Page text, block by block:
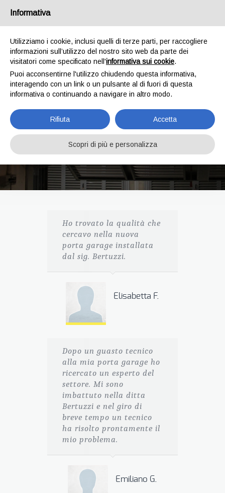
Dicono di noi
Home / Dicono di noi
Ho trovato la qualità che
cercavo nella nuova
porta garage installata
dal sig. Bertuzzi.
Elisabetta F.
Dopo un guasto tecnico
alla mia porta garage ho
ricercato un esperto del
settore. Mi sono
imbattuto nella ditta
Bertuzzi e nel giro di
breve tempo un tecnico
ha risolto prontamente il
mio problema.
Emiliano G.
Informativa
Utilizziamo i cookie, inclusi quelli di terze parti, per raccogliere
informazioni sull’utilizzo del nostro sito web da parte dei
visitatori come specificato nell'informativa sui cookie.
Puoi acconsentirne l'utilizzo chiudendo questa informativa,
interagendo con un link o un pulsante al di fuori di questa
informativa o continuando a navigare in altro modo.
Rifiuta Accetta
Scopri di più e personalizza